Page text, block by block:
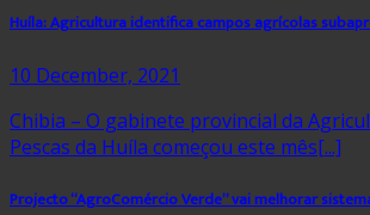
Huíla: Agricultura identifica campos agrícolas
10 December, 2021
Chibia – O gabinete provincial da
Pescas da Huíla começou este mês[...]
Projecto “AgroComércio Verde” vai melhorar